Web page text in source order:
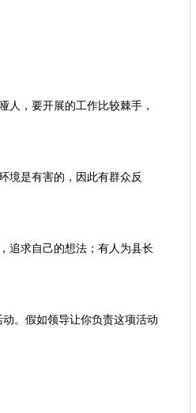
，要开展的工作比较棘手，
是有害的，因此有群众反
求自己的想法；有人为县长
。假如领导让你负责这项活动